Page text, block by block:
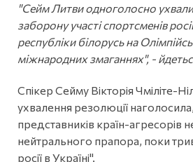
"Сейм Литви одноголосно
заборону участі спортсменів
республіки білорусь на
міжнародних змаганнях", -
Спікер Сейму Вікторія Чміліте-
ухвалення резолюції
представників країн-агресорів
нейтрального прапора, поки
росії в Україні".